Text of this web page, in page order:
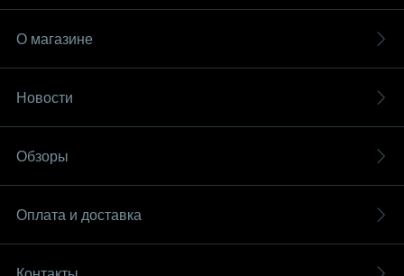
О магазине
Новости
Обзоры
Оплата и доставка